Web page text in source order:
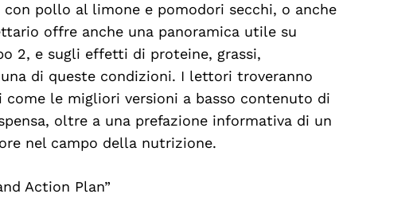
pollo al limone e pomodori secchi, o anche
offre anche una panoramica utile su
2, e sugli effetti di proteine, grassi,
di queste condizioni. I lettori troveranno
le migliori versioni a basso contenuto di
oltre a una prefazione informativa di un
nel campo della nutrizione.
Action Plan”